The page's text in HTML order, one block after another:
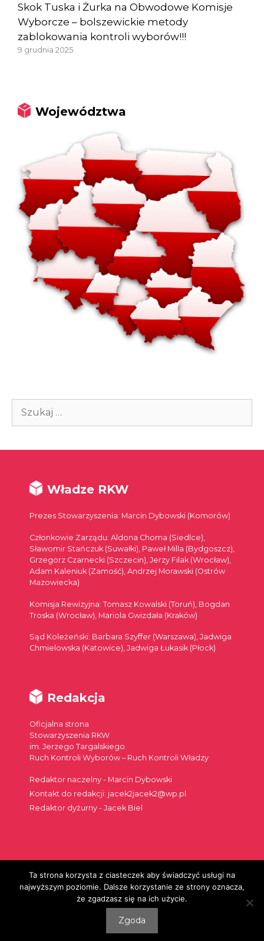
Skok Tuska i Żurka na Obwodowe Komisje
Wyborcze – bolszewickie metody
zablokowania kontroli wyborów!!!
9 grudnia 2025
Województwa
Szukaj:
Władze RKW
Prezes Stowarzyszenia: Marcin Dybowski (Komorów)
Członkowie Zarządu: Aldona Choma (Siedlce),
Sławomir Stańczuk (Suwałki), Paweł Milla (Bydgoszcz),
Grzegorz Czarnecki (Szczecin), Jerzy Filak (Wrocław),
Adam Kaleniuk (Zamość), Andrzej Morawski (Ostrów
Mazowiecka)
Komisja Rewizyjna: Tomasz Kowalski (Toruń), Bogdan
Troska (Wrocław), Mariola Gwizdała (Kraków)
Sąd Koleżeński: Barbara Szyffer (Warszawa), Jadwiga
Chmielowska (Katowice), Jadwiga Łukasik (Płock)
Redakcja
Oficjalna strona
Stowarzyszenia RKW
im. Jerzego Targalskiego
Ruch Kontroli Wyborów – Ruch Kontroli Władzy
Redaktor naczelny - Marcin Dybowski
Kontakt do redakcji: jacek2jacek2@wp.pl
Redaktor dyżurny - Jacek Biel
Szukaj:
© 2026
Ta strona korzysta z ciasteczek aby świadczyć usługi na
najwyższym poziomie. Dalsze korzystanie ze strony oznacza,
że zgadzasz się na ich użycie.
Zgoda